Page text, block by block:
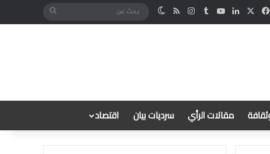
فيسبوك لينكدإن‫YouTube انستقرامملخص الموقع RSS
الوضع المظلم
مقالات الرأي سرديات بيان اقتصاد